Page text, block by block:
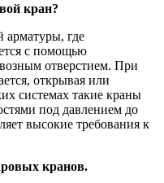
кран?
где
с помощью
отверстием. При
открывая или
системах такие краны
под давлением до
высокие требования к
кранов.